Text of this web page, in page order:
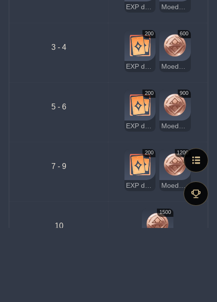
EXP de Jogador Moedas da Sorte
3 - 4
200
EXP de Jogador
600
Moedas da Sorte
5 - 6
200
EXP de Jogador
900
Moedas da Sorte
7 - 9
200
EXP de Jogador
1200
Moedas da Sorte
10
1500